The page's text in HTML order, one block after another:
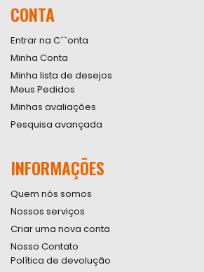
Newsletter:
CONTA
Entrar na C``onta
Minha Conta
Minha lista de desejos
Meus Pedidos
Minhas avaliações
Pesquisa avançada
INFORMAÇÕES
Quem nós somos
Nossos serviços
Criar uma nova conta
Nosso Contato
Política de devolução